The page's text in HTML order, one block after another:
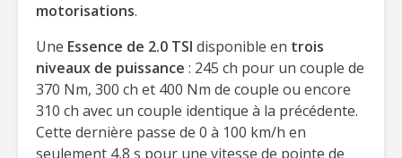
motorisations.
Une Essence de 2.0 TSI disponible en trois
niveaux de puissance : 245 ch pour un couple de
370 Nm, 300 ch et 400 Nm de couple ou encore
310 ch avec un couple identique à la précédente.
Cette dernière passe de 0 à 100 km/h en
seulement 4,8 s pour une vitesse de pointe de